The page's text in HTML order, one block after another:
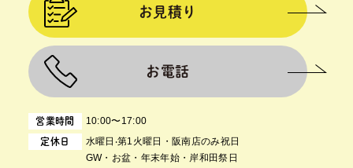
営業時間 10:00〜17:00
定休日
⽔曜⽇‧第1⽕曜⽇・阪南店のみ祝日
GW・お盆・年末年始・岸和田祭日
お見積り
お電話